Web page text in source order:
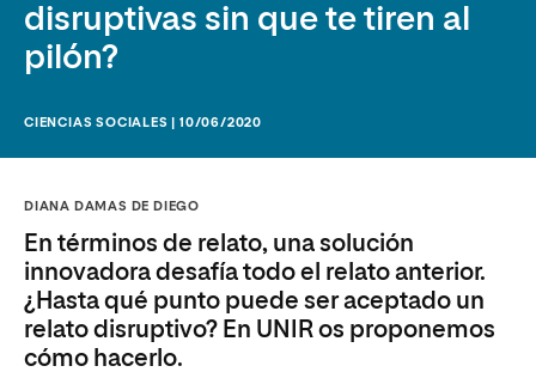
disruptivas sin que te tiren al
pilón?
CIENCIAS SOCIALES | 10/06/2020
DIANA DAMAS DE DIEGO
En términos de relato, una solución
innovadora desafía todo el relato anterior.
¿Hasta qué punto puede ser aceptado un
relato disruptivo? En UNIR os proponemos
cómo hacerlo.